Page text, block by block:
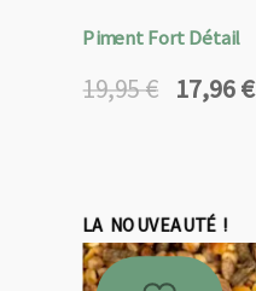
Piment Fort Détail
19,95€
Le
19,95 €.
17,96€
Le
17,96 €.
LA NOUVEAUTÉ !